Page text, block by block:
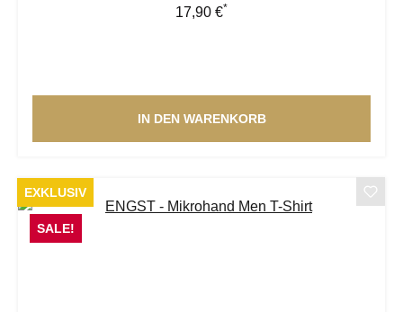
Regulärer Preis:
17,90 €*
IN DEN WARENKORB
EXKLUSIV
SALE!